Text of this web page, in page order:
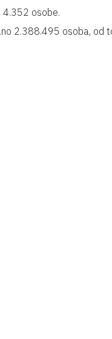
4.352 osobe.
2.388.495 osoba, od